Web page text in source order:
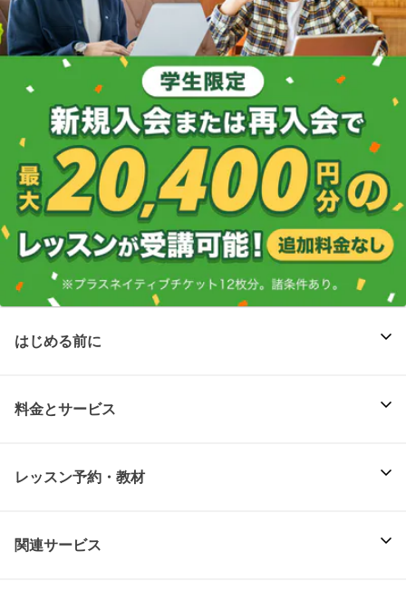
はじめる前に
料金とサービス
レッスン予約・教材
関連サービス